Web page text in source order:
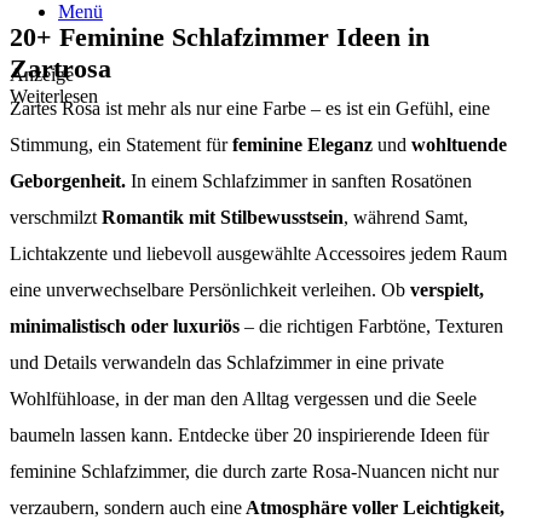
Menü
20+ Feminine Schlafzimmer Ideen in
Zartrosa
Anzeige
Weiterlesen
Zartes Rosa ist mehr als nur eine Farbe – es ist ein Gefühl, eine
Stimmung, ein Statement fürfeminine Eleganz und wohltuende
Geborgenheit. In einem Schlafzimmer in sanften Rosatönen
verschmilzt Romantik mit Stilbewusstsein, während Samt,
Lichtakzente und liebevoll ausgewählte Accessoires jedem Raum
eine unverwechselbare Persönlichkeit verleihen. Ob verspielt,
minimalistisch oder luxuriös – die richtigen Farbtöne, Texturen
und Details verwandeln das Schlafzimmer in eine private
Wohlfühloase, in der man den Alltag vergessen und die Seele
baumeln lassen kann. Entdecke über 20 inspirierende Ideen für
feminine Schlafzimmer, die durch zarte Rosa-Nuancen nicht nur
verzaubern, sondern auch eine Atmosphäre voller Leichtigkeit,